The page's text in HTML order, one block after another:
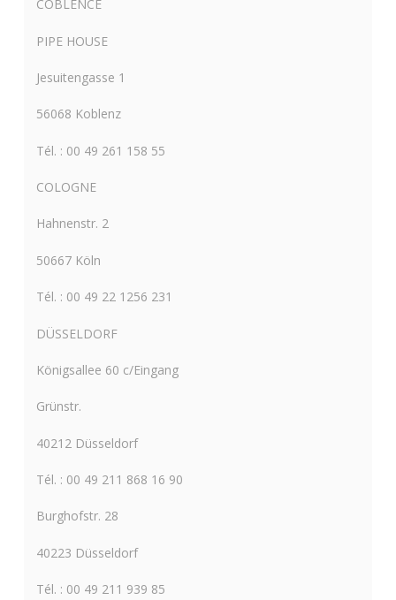
COBLENCE
PIPE HOUSE
Jesuitengasse 1
56068 Koblenz
Tél. : 00 49 261 158 55
COLOGNE
Hahnenstr. 2
50667 Köln
Tél. : 00 49 22 1256 231
DÜSSELDORF
Königsallee 60 c/Eingang
Grünstr.
40212 Düsseldorf
Tél. : 00 49 211 868 16 90
Burghofstr. 28
40223 Düsseldorf
Tél. : 00 49 211 939 85